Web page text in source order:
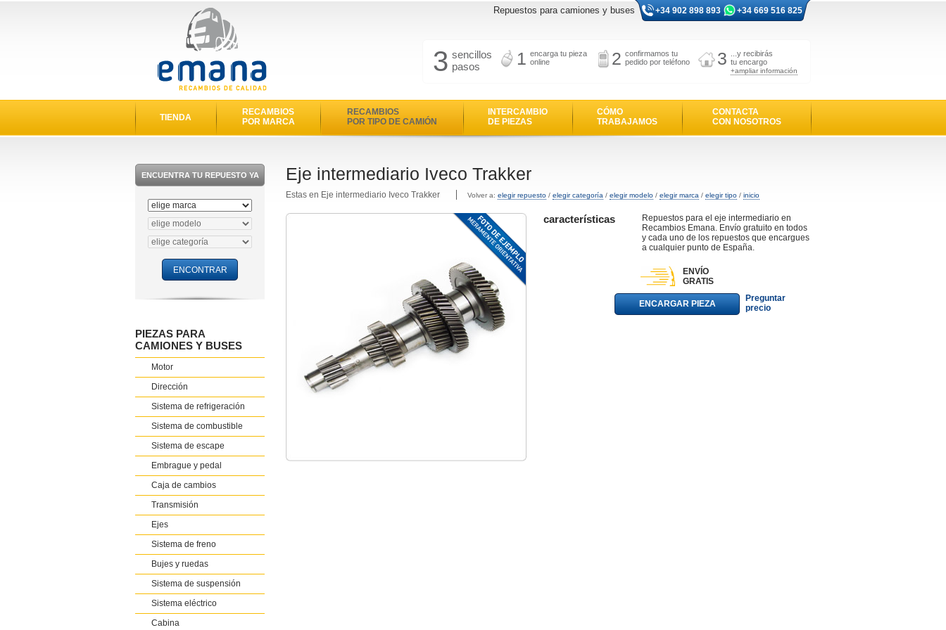
Repuestos para camiones y buses +34 902 898 893 +34 669 516 825
3 sencillos
pasos
1 encarga tu pieza
online
2 confirmamos tu
pedido por teléfono
3
...y recibirás
tu encargo
+ampliar información
TIENDA
RECAMBIOS
POR MARCA
RECAMBIOS
POR TIPO DE CAMIÓN
INTERCAMBIO
DE PIEZAS
CÓMO
TRABAJAMOS
CONTACTA
CON NOSOTROS
ENCUENTRA TU REPUESTO YA
PIEZAS PARA
CAMIONES Y BUSES
Motor
Dirección
Sistema de refrigeración
Sistema de combustible
Sistema de escape
Embrague y pedal
Caja de cambios
Transmisión
Ejes
Sistema de freno
Bujes y ruedas
Sistema de suspensión
Sistema eléctrico
Cabina
Eje intermediario Iveco Trakker
Estas en Eje intermediario Iveco Trakker Volver a: elegir repuesto / elegir categoría / elegir modelo / elegir marca / elegir tipo / inicio
características
Repuestos para el eje intermediario en
Recambios Emana. Envío gratuito en todos
y cada uno de los repuestos que encargues
a cualquier punto de España.
ENVÍO
GRATIS
ENCARGAR PIEZA
Preguntar
precio